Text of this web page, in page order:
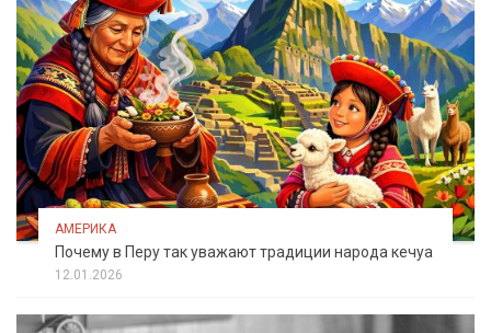
АМЕРИКА
Почему в Перу так уважают традиции народа кечуа
12.01.2026